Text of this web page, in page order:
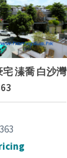
溱喬 白沙灣